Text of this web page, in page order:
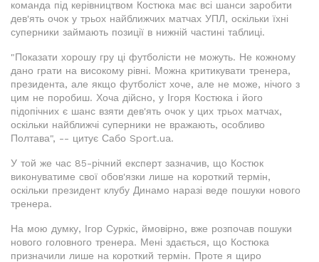
команда під керівництвом Костюка має всі шанси заробити
дев'ять очок у трьох найближчих матчах УПЛ, оскільки їхні
суперники займають позиції в нижній частині таблиці.
"Показати хорошу гру ці футболісти не можуть. Не кожному
дано грати на високому рівні. Можна критикувати тренера,
президента, але якщо футболіст хоче, але не може, нічого з
цим не поробиш. Хоча дійсно, у Ігоря Костюка і його
підопічних є шанс взяти дев'ять очок у цих трьох матчах,
оскільки найближчі суперники не вражають, особливо
Полтава", -- цитує Сабо Sport.ua.
У той же час 85-річний експерт зазначив, що Костюк
виконуватиме свої обов'язки лише на короткий термін,
оскільки президент клубу Динамо наразі веде пошуки нового
тренера.
На мою думку, Ігор Суркіс, ймовірно, вже розпочав пошуки
нового головного тренера. Мені здається, що Костюка
призначили лише на короткий термін. Проте я щиро